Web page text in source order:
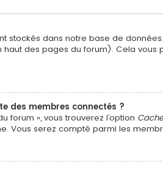
stockés dans notre base de
haut des pages du forum). Cela
des membres connectés ?
forum », vous trouverez l’option
Vous serez compté parmi les